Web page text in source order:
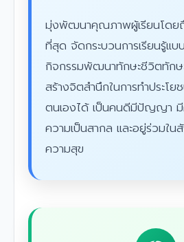
มุ่งพัฒนาคุณภาพผู้เรียนโดย
ที่สุด จัดกระบวนการเรียนรู้แ
กิจกรรมพัฒนาทักษะชีวิตทักษ
สร้างจิตสำนึกในการทำประโ
ตนเองได้ เป็นคนดีมีปัญญา มี
ความเป็นสากล และอยู่ร่วมใน
ความสุข